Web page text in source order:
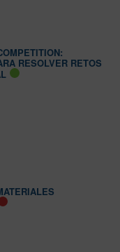
RESOLVER RETOS